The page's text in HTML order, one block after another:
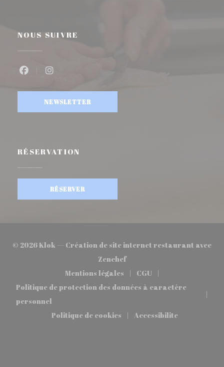
NOUS SUIVRE
NEWSLETTER
RÉSERVATION
RÉSERVER
© 2026 Klok — Création de site internet restaurant avec
Zenchef((ouvre une nouvelle
Mentions légales
((ouvre une nouvelle fenêtre))
CGU
((ouvre une
Politique de protection des données à caractère
personnel
((ouvre une nouvelle fenêtre))
Politique de cookies
((ouvre une nouvelle fenêtre))
Accessibilite